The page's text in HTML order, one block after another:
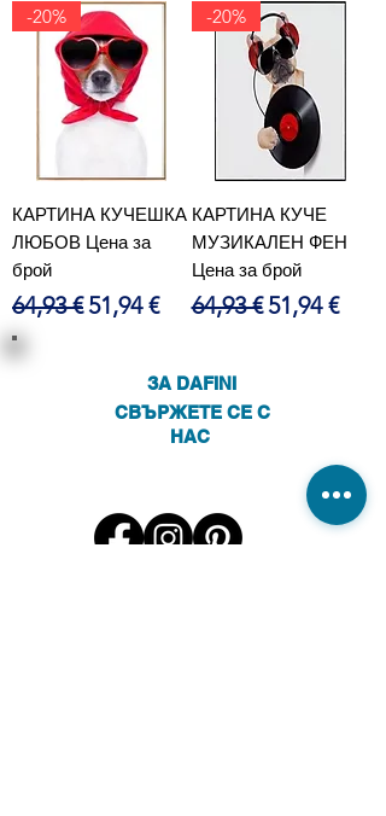
-20%
КАРТИНА КУЧЕШКА
ЛЮБОВ Цена за
брой
Редовна цена
64,93 € Продажна цена
51,94 €
-20%
КАРТИНА КУЧЕ
МУЗИКАЛЕН ФЕН
Цена за брой
Редовна цена
64,93 € Продажна
51,94 €
ЗА DAFINI
СВЪРЖЕТЕ СЕ С
НАС